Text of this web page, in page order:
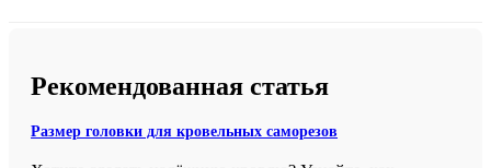
Рекомендованная статья
Размер головки для кровельных саморезов